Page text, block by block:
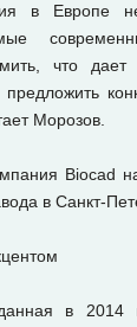
в Европе
что
Морозов.
Biocad
в Санкт-
в 2014